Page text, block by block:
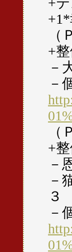
+
－
－
+
－
－
３
－